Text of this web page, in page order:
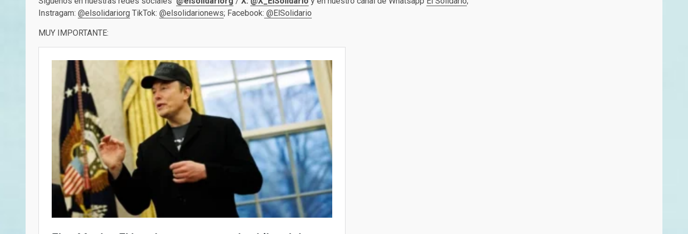
Instragam: @elsolidariorg TikTok: @elsolidarionews; Facebook: @ElSolidario
MUY IMPORTANTE: